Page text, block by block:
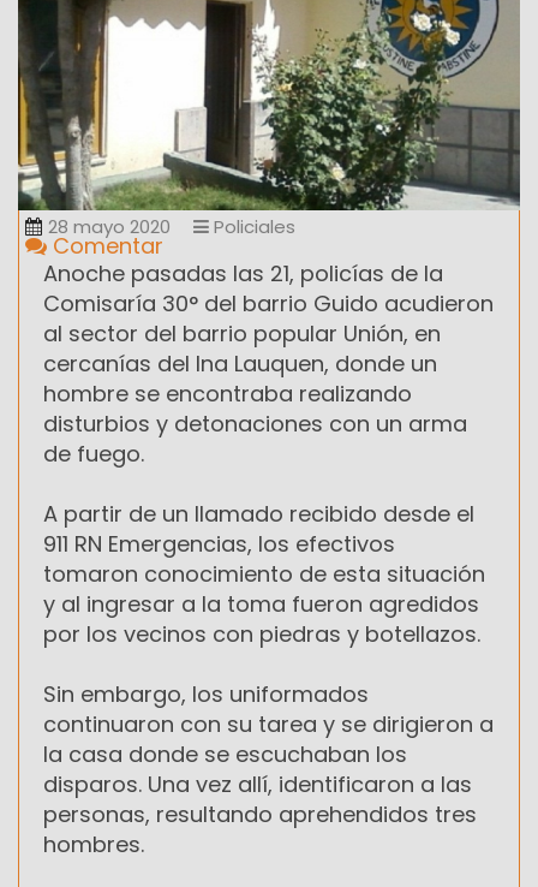
28 mayo 2020 Policiales
Comentar
Anoche pasadas las 21, policías de la
Comisaría 30° del barrio Guido acudieron
al sector del barrio popular Unión, en
cercanías del Ina Lauquen, donde un
hombre se encontraba realizando
disturbios y detonaciones con un arma
de fuego.
A partir de un llamado recibido desde el
911 RN Emergencias, los efectivos
tomaron conocimiento de esta situación
y al ingresar a la toma fueron agredidos
por los vecinos con piedras y botellazos.
Sin embargo, los uniformados
continuaron con su tarea y se dirigieron a
la casa donde se escuchaban los
disparos. Una vez allí, identificaron a las
personas, resultando aprehendidos tres
hombres.